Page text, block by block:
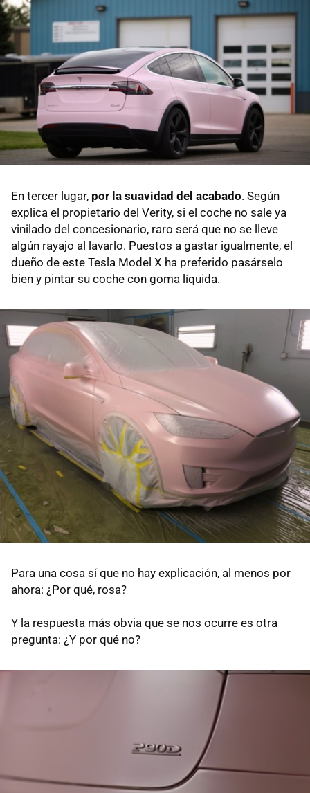
En tercer lugar, por la suavidad del acabado. Según
explica el propietario del Verity, si el coche no sale ya
vinilado del concesionario, raro será que no se lleve
algún rayajo al lavarlo. Puestos a gastar igualmente, el
dueño de este Tesla Model X ha preferido pasárselo
bien y pintar su coche con goma líquida.
Para una cosa sí que no hay explicación, al menos por
ahora: ¿Por qué, rosa?
Y la respuesta más obvia que se nos ocurre es otra
pregunta: ¿Y por qué no?